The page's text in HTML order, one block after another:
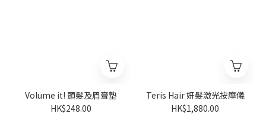
Volume it! 頭髮及眉膏墊
HK$248.00
Teris Hair 妍髮激光按摩儀
HK$1,880.00